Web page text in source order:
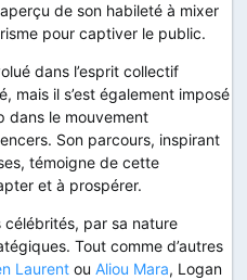
de son habileté à mixer
pour captiver le public.
dans l’esprit collectif
mais il s’est également imposé
dans le mouvement
Son parcours, inspirant
témoigne de cette
et à prospérer.
par sa nature
Tout comme d’autres
Laurent ou Aliou Mara, Logan